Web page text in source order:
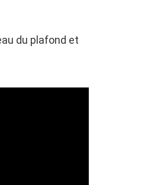
du plafond et